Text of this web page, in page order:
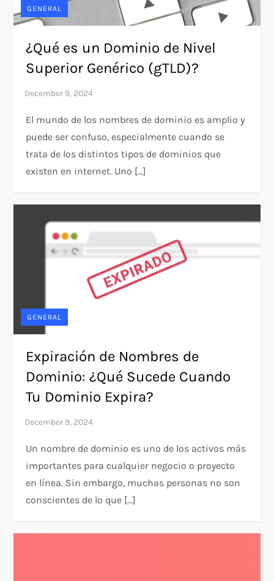
GENERAL
¿Qué es un Dominio de Nivel
Superior Genérico (gTLD)?
El mundo de los nombres de dominio es amplio y
puede ser confuso, especialmente cuando se
trata de los distintos tipos de dominios que
existen en internet. Uno […]
GENERAL
Expiración de Nombres de
Dominio: ¿Qué Sucede Cuando
Tu Dominio Expira?
Un nombre de dominio es uno de los activos más
importantes para cualquier negocio o proyecto
en línea. Sin embargo, muchas personas no son
conscientes de lo que […]